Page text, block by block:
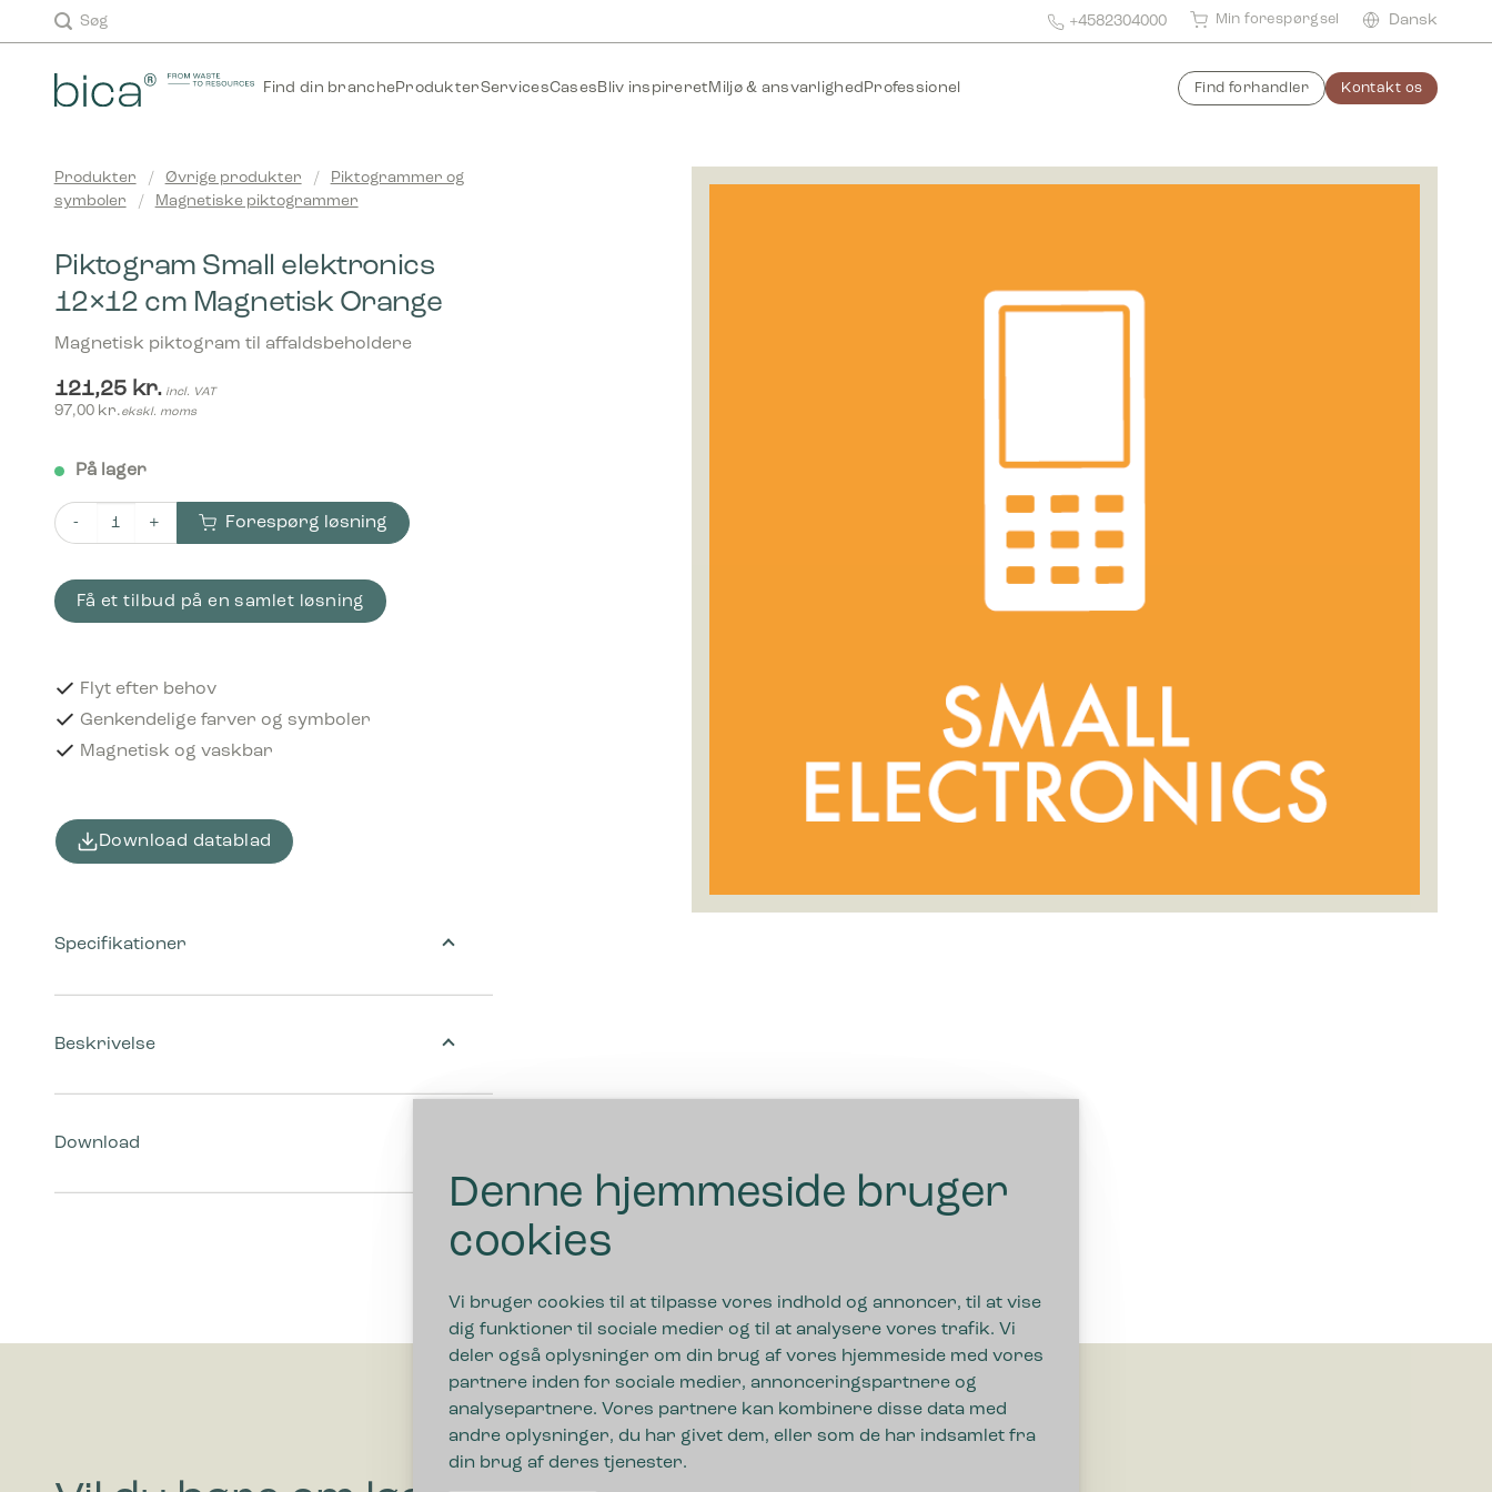
Denne hjemmeside bruger
cookies
Vi bruger cookies til at tilpasse vores indhold og annoncer, til at vise
dig funktioner til sociale medier og til at analysere vores trafik. Vi
deler også oplysninger om din brug af vores hjemmeside med vores
partnere inden for sociale medier, annonceringspartnere og
analysepartnere. Vores partnere kan kombinere disse data med
andre oplysninger, du har givet dem, eller som de har indsamlet fra
din brug af deres tjenester.
to
Søg +4582304000 Min forespørgsel Dansk
Find din brancheProdukterServicesCases Bliv inspireret Miljø & ansvarlighed Professionel Find forhandler Kontakt os
Produkter / Øvrige produkter /
Piktogrammer og
symboler
/ Magnetiske piktogrammer
Piktogram Small elektronics
12×12 cm Magnetisk Orange
Magnetisk piktogram til affaldsbeholdere
121,25 kr. incl. VAT
97,00 kr.ekskl. moms
På lager
Piktogram Small elektronics 12x12 cm Magnetisk Orange antal
Forespørg løsning
Få et tilbud på en samlet løsning
Flyt efter behov
Genkendelige farver og symboler
Magnetisk og vaskbar
Download datablad
Beskrivelse
Download
Specifikationer